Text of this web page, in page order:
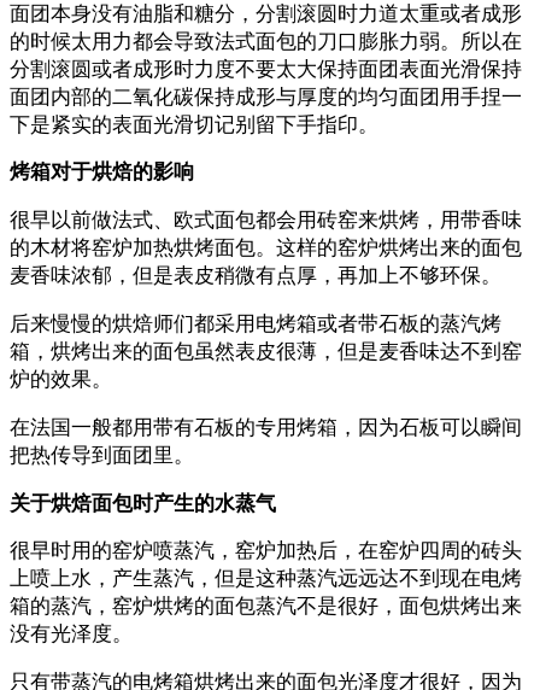
面团本身没有油脂和糖分，分割滚圆时力道太重或者成形
的时候太用力都会导致法式面包的刀口膨胀力弱。所以在
分割滚圆或者成形时力度不要太大保持面团表面光滑保持
面团内部的二氧化碳保持成形与厚度的均匀面团用手捏一
下是紧实的表面光滑切记别留下手指印。
烤箱对于烘焙的影响
很早以前做法式、欧式面包都会用砖窑来烘烤，用带香味
的木材将窑炉加热烘烤面包。这样的窑炉烘烤出来的面包
麦香味浓郁，但是表皮稍微有点厚，再加上不够环保。
后来慢慢的烘焙师们都采用电烤箱或者带石板的蒸汽烤
箱，烘烤出来的面包虽然表皮很薄，但是麦香味达不到窑
炉的效果。
在法国一般都用带有石板的专用烤箱，因为石板可以瞬间
把热传导到面团里。
关于烘焙面包时产生的水蒸气
很早时用的窑炉喷蒸汽，窑炉加热后，在窑炉四周的砖头
上喷上水，产生蒸汽，但是这种蒸汽远远达不到现在电烤
箱的蒸汽，窑炉烘烤的面包蒸汽不是很好，面包烘烤出来
没有光泽度。
只有带蒸汽的电烤箱烘烤出来的面包光泽度才很好，因为